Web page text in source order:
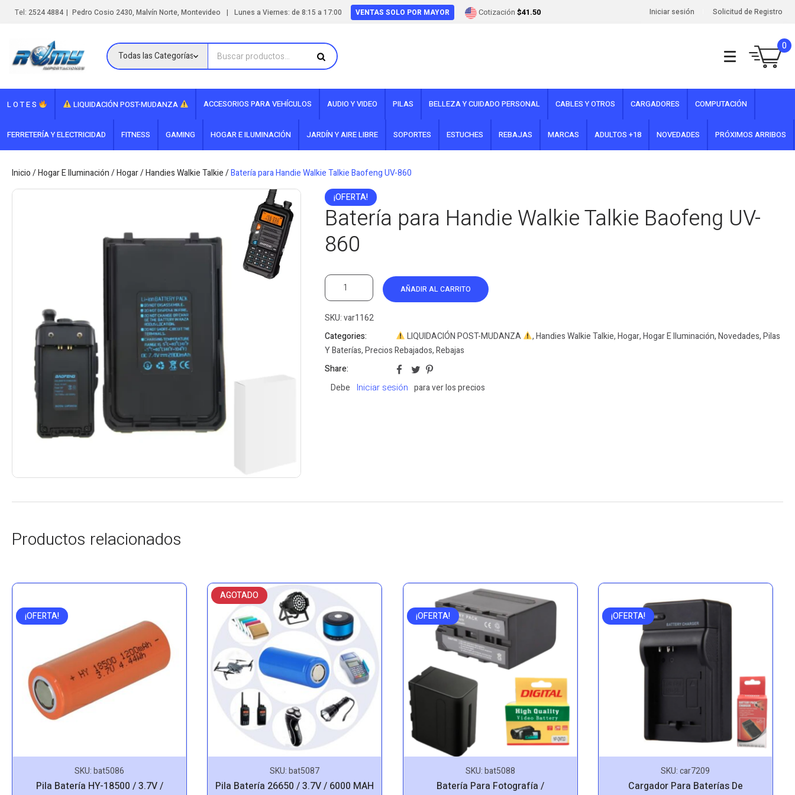
Iniciar sesión Solicitud de Registro
Tel: 2524 4884 | Pedro Cosio 2430, Malvín Norte, Montevideo | Lunes a Viernes: de 8:15 a 17:00 VENTAS SOLO POR MAYOR Cotización $41.50
0
L O T E S LIQUIDACIÓN POST-MUDANZA ACCESORIOS PARA VEHÍCULOS AUDIO Y VIDEO PILAS BELLEZA Y CUIDADO PERSONAL CABLES Y OTROS CARGADORES COMPUTACIÓN
FERRETERÍA Y ELECTRICIDAD FITNESS GAMING HOGAR E ILUMINACIÓN JARDÍN Y AIRE LIBRE SOPORTES ESTUCHES REBAJAS MARCAS ADULTOS +18 NOVEDADES PRÓXIMOS ARRIBOS
Inicio/Hogar E Iluminación/Hogar/Handies Walkie Talkie/Batería para Handie Walkie Talkie Baofeng UV-860
¡OFERTA!
Batería para Handie Walkie Talkie Baofeng UV-
860
AÑADIR AL CARRITO
SKU:var1162
Categories:
LIQUIDACIÓN POST-MUDANZA ,Handies Walkie Talkie,Hogar,Hogar E Iluminación,Novedades,Pilas
Y Baterías,Precios Rebajados,Rebajas
Share:
Debe
Iniciar sesión para ver los precios
Productos relacionados
¡OFERTA!
SKU:bat5086
Pila Batería HY-18500 / 3.7V /
AGOTADO
SKU:bat5087
Pila Batería 26650 / 3.7V / 6000 MAH
¡OFERTA!
SKU:bat5088
Batería Para Fotografía /
¡OFERTA!
SKU:car7209
Cargador Para Baterías De